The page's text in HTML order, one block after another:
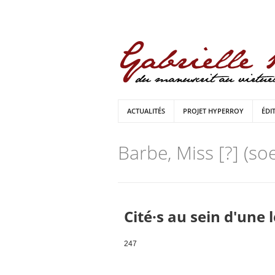
ACTUALITÉS PROJET HYPERROY
Barbe, Miss [?]
Cité·s au sein d'une
247